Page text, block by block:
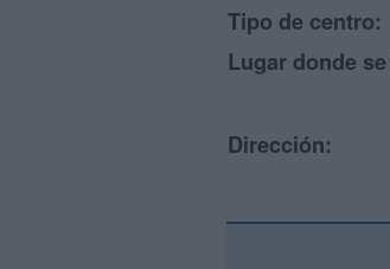
Tipo de centro:
Lugar donde
Dirección: